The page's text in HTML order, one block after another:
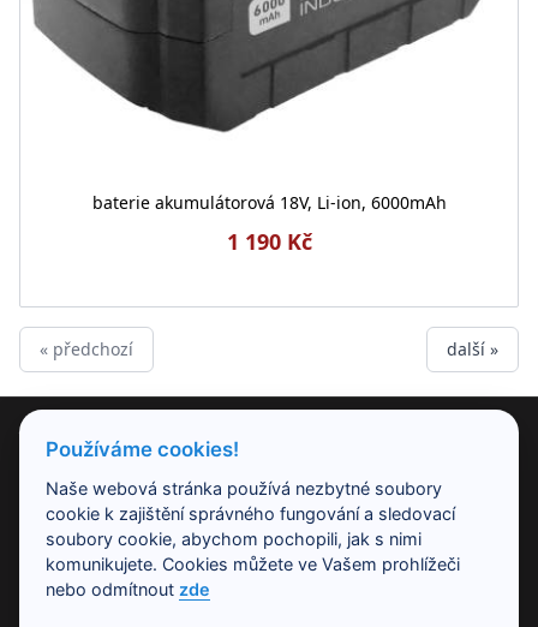
baterie akumulátorová 18V, Li-ion, 6000mAh
1 190 Kč
« předchozí další »
PRODUKTY
NAŠE SPOLEČNOST
PRACOVNÍ DOBA
Používáme cookies!
Naše webová stránka používá nezbytné soubory
cookie k zajištění správného fungování a sledovací
soubory cookie, abychom pochopili, jak s nimi
komunikujete. Cookies můžete ve Vašem prohlížeči
nebo odmítnout zde